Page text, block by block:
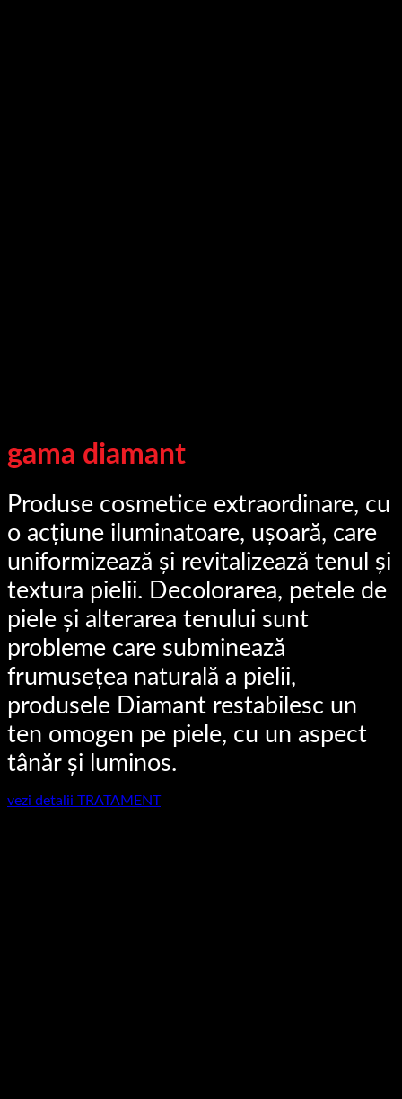
gama diamant
Produse cosmetice extraordinare, cu
o acțiune iluminatoare, ușoară, care
uniformizează și revitalizează tenul și
textura pielii. Decolorarea, petele de
piele și alterarea tenului sunt
probleme care subminează
frumusețea naturală a pielii,
produsele Diamant restabilesc un
ten omogen pe piele, cu un aspect
tânăr și luminos.
vezi detalii TRATAMENT